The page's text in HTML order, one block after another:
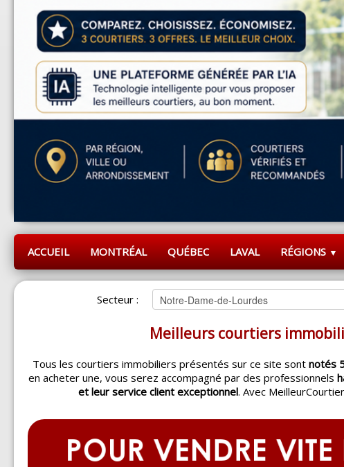
ACCUEIL MONTRÉAL QUÉBEC LAVAL RÉGIONS ▼
Secteur :
Meilleurs courtiers
Tous les courtiers immobiliers présentés sur ce site sont notés
en acheter une, vous serez accompagné par des professionnels
et leur service client exceptionnel. Avec